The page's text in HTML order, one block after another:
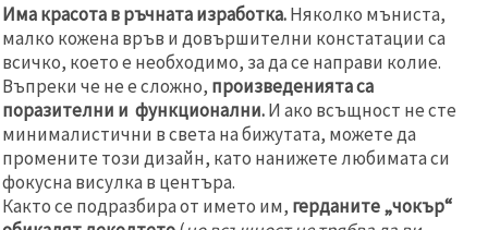
Има красота в ръчната изработка.Няколко мъниста,
малко кожена връв и довършителни констатации са
всичко, което е необходимо, за да се направи колие.
Въпреки че не е сложно, произведенията са
поразителни и функционални.И ако всъщност не сте
минималистични в света на бижутата, можете да
промените този дизайн, като нанижете любимата си
фокусна висулка в центъра.
Както се подразбира от името им, герданите „чокър“